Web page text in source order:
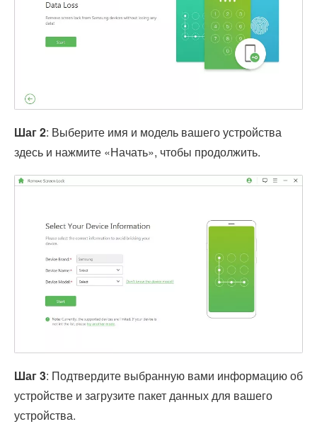
Шаг 2: Выберите имя и модель вашего устройства
здесь и нажмите «Начать», чтобы продолжить.
Шаг 3: Подтвердите выбранную вами информацию об
устройстве и загрузите пакет данных для вашего
устройства.